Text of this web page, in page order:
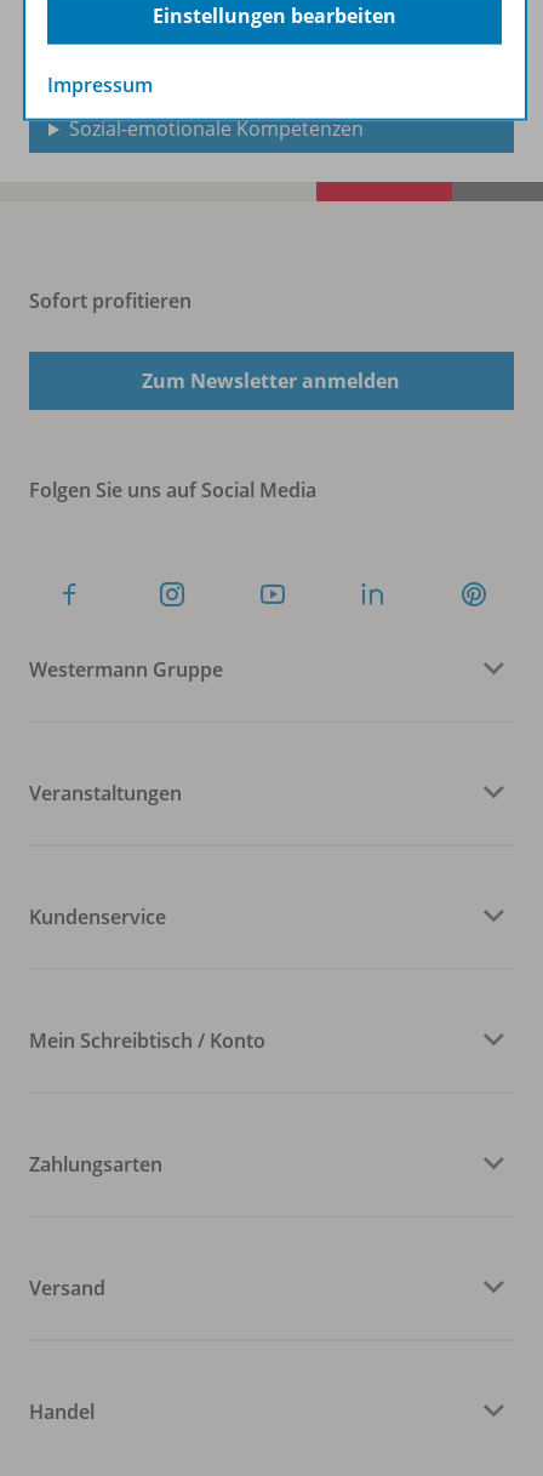
Berufliche Bildung
Sozial-emotionale Kompetenzen
Sofort profitieren
Zum Newsletter anmelden
Folgen Sie uns auf Social Media
Westermann Gruppe
Veranstaltungen
Kundenservice
Mein Schreibtisch / Konto
Zahlungsarten
Versand
Handel
Einstellungen bearbeiten
Impressum